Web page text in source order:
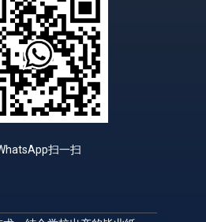
扫一扫